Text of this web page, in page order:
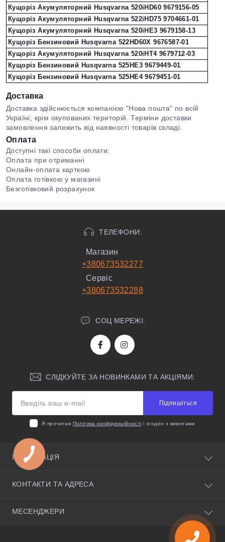
Кущоріз Акумуляторний Husqvarna 520iHD60 9679156-05
Кущоріз Акумуляторний Husqvarna 522iHD75 9704661-01
Кущоріз Акумуляторний Husqvarna 520iHE3 9679158-13
Кущоріз Бензиновий Husqvarna 522HD60X 9676587-01
Кущоріз Акумуляторний Husqvarna 520iHT4 9679712-03
Кущоріз Бензиновий Husqvarna 525HE3 9679449-01
Кущоріз Бензиновий Husqvarna 525HE4 9679451-01
Доставка
Доставка здійснюється компанією "Нова пошта" по всій
Україні, крім окупованих територій. Терміни доставки
замовлення залежить від наявності товарів складі.
Оплата
Доступні такі способи оплати:
Оплата при отриманні
Онлайн-оплата карткою
Оплата готівкою у магазині
Безготівковий розрахунок
ТЕЛЕФОНИ:
Магазин
+380673532277
Сервіс
+380673532288
СОЦ МЕРЕЖІ:
СЛІДКУЙТЕ ЗА НОВИНКАМИ ТА АКЦІЯМИ:
Підпишіться
Я прочитав Політика конфіденційності і згоден з вимогами
ІНФОРМАЦІЯ
Корисні поради
Політика конфіденційності
КОНТАКТИ ТА АДРЕСА
Чорновола 35, 08141
МЕСЕНДЖЕРИ
КНОПКА
ЗВ'ЯЗКУ